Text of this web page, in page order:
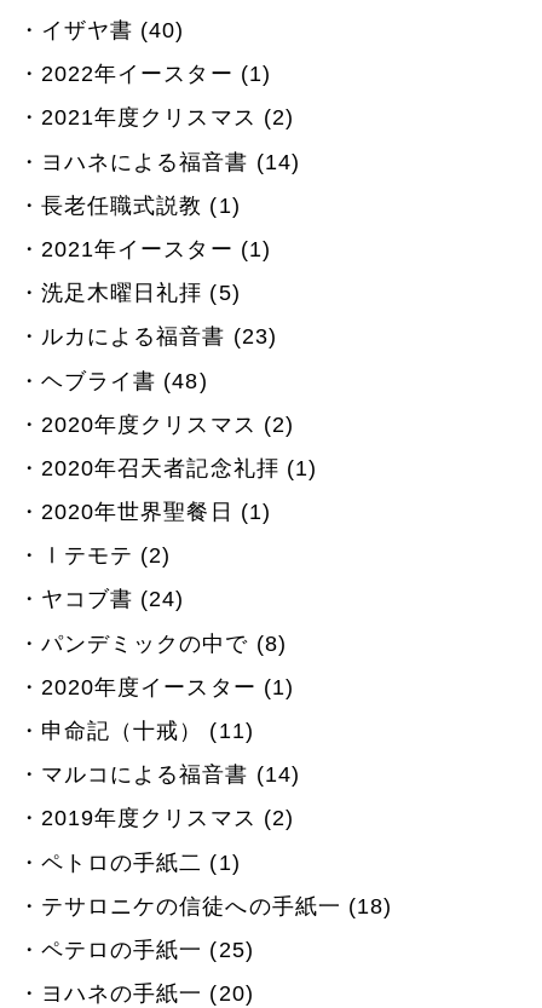
イザヤ書 (40)
2022年イースター (1)
2021年度クリスマス (2)
ヨハネによる福音書 (14)
長老任職式説教 (1)
2021年イースター (1)
洗足木曜日礼拝 (5)
ルカによる福音書 (23)
ヘブライ書 (48)
2020年度クリスマス (2)
2020年召天者記念礼拝 (1)
2020年世界聖餐日 (1)
Ⅰテモテ (2)
ヤコブ書 (24)
パンデミックの中で (8)
2020年度イースター (1)
申命記（十戒） (11)
マルコによる福音書 (14)
2019年度クリスマス (2)
ペトロの手紙二 (1)
テサロニケの信徒への手紙一 (18)
ペテロの手紙一 (25)
ヨハネの手紙一 (20)